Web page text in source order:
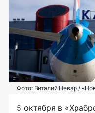
Фото: Виталий Невар /
5 октября в